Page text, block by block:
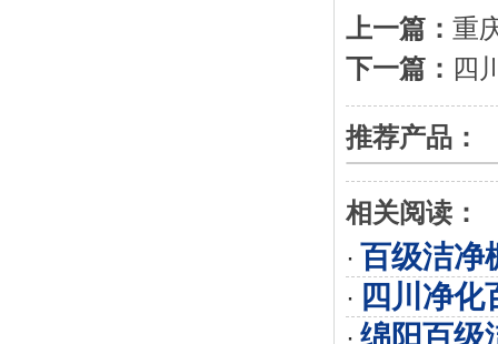
上一篇： 重
下一篇： 四
推荐产品：
相关阅读：
· 百级洁净
· 四川净化
· 绵阳百级